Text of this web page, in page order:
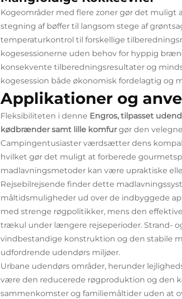
Kogeområder med flere zoner gør det
stegning af bøffer til langsom stege af
temperaturkontrol til forskellige
kogesessionerne uden behov for hyppig
konsekvente tilberedningsresultater og
kogesession både økonomisk fordelagtig og
Applikationer og
Fleksibiliteten i denne Engros, tilpasset
kødbrænder samt lille komfurgør den
Campingentusiaster værdsætter dens
hvilket gør det muligt at forberede
madlavningsmetoder kan være upraktiske
Rejsebilrejsende finder dette
måltidsmuligheder ud over de indbyggede
med strenge røgpolitikker, mens den
trækul under længere rejseperioder. Strand-
vindbestandige konstruktion og den stabile
udfordrende udendørs miljøer.
Urbane udendørs områder, herunder
være den reducerede røgproduktion og den
sammenkomster og familiemåltider uden at